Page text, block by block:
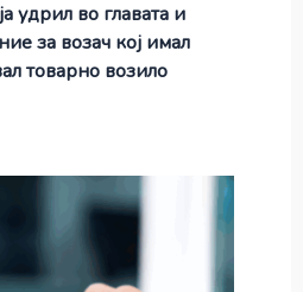
удрил во главата и
за возач кој имал
товарно возило